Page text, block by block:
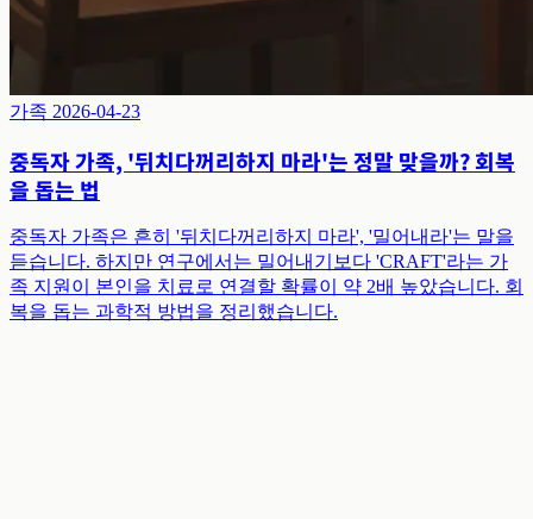
가족 2026-04-23
중독자 가족, '뒤치다꺼리하지 마라'는 정말 맞을까? 회복
을 돕는 법
중독자 가족은 흔히 '뒤치다꺼리하지 마라', '밀어내라'는 말을
듣습니다. 하지만 연구에서는 밀어내기보다 'CRAFT'라는 가
족 지원이 본인을 치료로 연결할 확률이 약 2배 높았습니다. 회
복을 돕는 과학적 방법을 정리했습니다.